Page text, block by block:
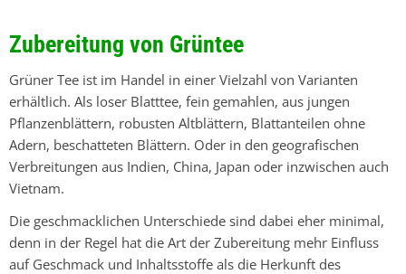
Zubereitung von Grüntee
Grüner Tee ist im Handel in einer Vielzahl von Varianten
erhältlich. Als loser Blatttee, fein gemahlen, aus jungen
Pflanzenblättern, robusten Altblättern, Blattanteilen ohne
Adern, beschatteten Blättern. Oder in den geografischen
Verbreitungen aus Indien, China, Japan oder inzwischen auch
Vietnam.
Die geschmacklichen Unterschiede sind dabei eher minimal,
denn in der Regel hat die Art der Zubereitung mehr Einfluss
auf Geschmack und Inhaltsstoffe als die Herkunft des